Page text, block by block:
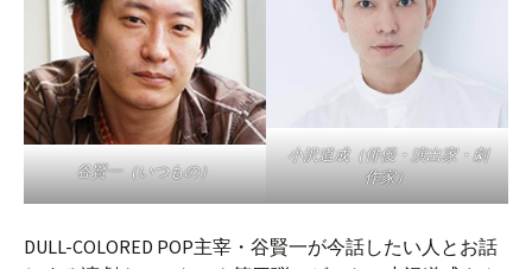
谷賢一（いつもの）
小沢道成（俳優・演出家・劇
作家）
DULL-COLORED POP主宰・谷賢一が今話したい人とお話